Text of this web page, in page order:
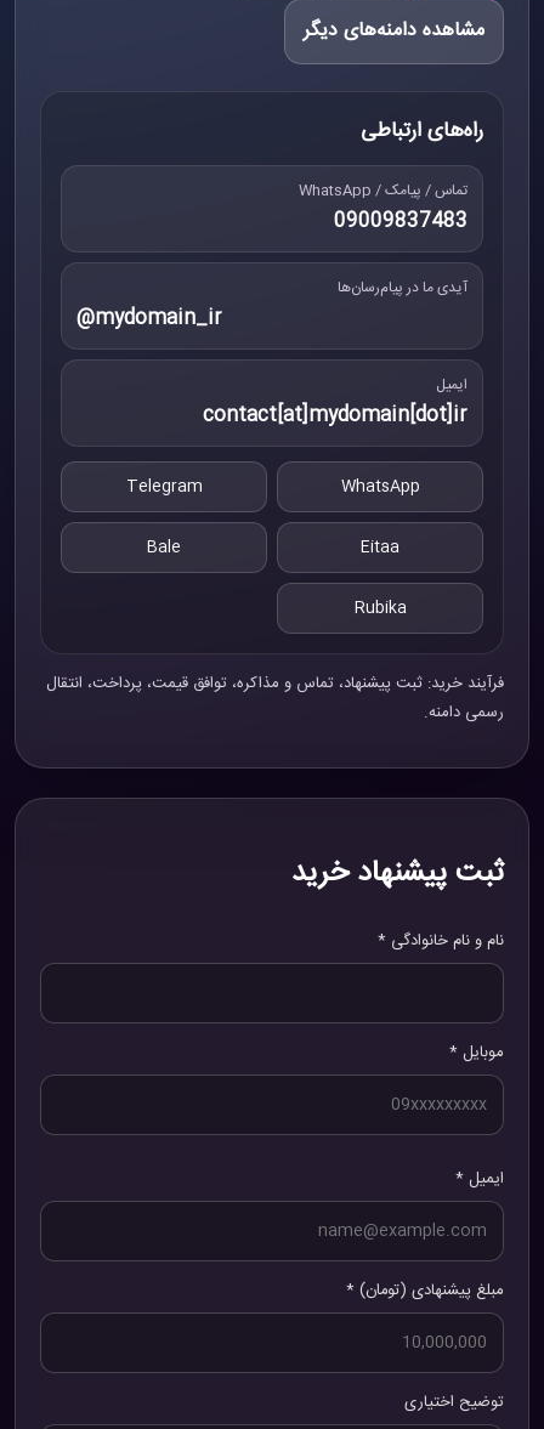
مشاهده دامنه‌های دیگر
راه‌های ارتباطی
تماس / پیامک / WhatsApp
09009837483
آیدی ما در پیام‌رسان‌ها
@mydomain_ir
ایمیل
contact[at]mydomain[dot]ir
WhatsApp
Telegram
Eitaa
Bale
Rubika
فرآیند خرید: ثبت پیشنهاد، تماس و مذاکره، توافق قیمت، پرداخت، انتقال
رسمی دامنه.
ثبت پیشنهاد خرید
نام و نام خانوادگی *
موبایل *
ایمیل *
مبلغ پیشنهادی (تومان) *
توضیح اختیاری